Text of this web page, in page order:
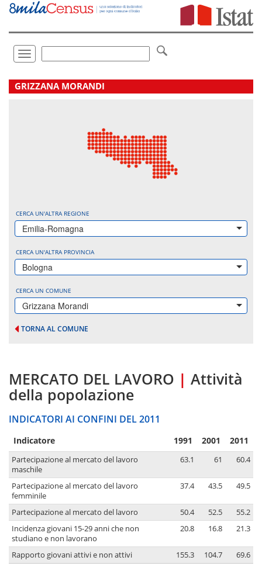
Vai
direttamente
Toggle
navigation
.
GRIZZANA MORANDI
CERCA UN'ALTRA REGIONE
Emilia-Romagna
CERCA UN'ALTRA PROVINCIA
Bologna
CERCA UN COMUNE
Grizzana Morandi
TORNA AL COMUNE
MERCATO DEL LAVORO | Attività
della popolazione
INDICATORI AI CONFINI DEL 2011
Indicatore 1991 2001 2011
Partecipazione al mercato del lavoro
maschile
63.1 61 60.4
Partecipazione al mercato del lavoro
femminile
37.4 43.5 49.5
Partecipazione al mercato del lavoro 50.4 52.5
55.2
Incidenza giovani 15-29 anni che non
studiano e non lavorano
20.8 16.8 21.3
Rapporto giovani attivi e non attivi 155.3 104.7 69.6